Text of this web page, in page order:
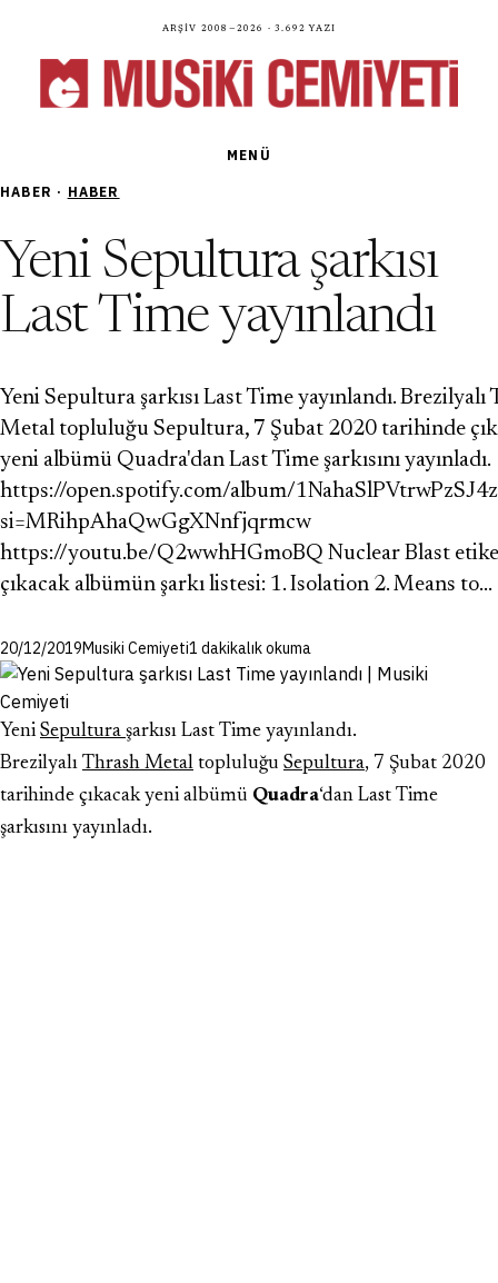
Arşiv 2008—2026 · 3.692 yazı
MENÜ
HABER · HABER
Yeni Sepultura şarkısı
Last Time yayınlandı
Yeni Sepultura şarkısı Last Time yayınlandı. Brezilyalı
Metal topluluğu Sepultura, 7 Şubat 2020 tarihinde
yeni albümü Quadra'dan Last Time şarkısını yayınladı.
https://open.spotify.com/album/
si=MRihpAhaQwGgXNnfjqrmcw
https://youtu.be/Q2wwhHGmoBQ Nuclear Blast
çıkacak albümün şarkı listesi: 1. Isolation 2. Means to…
20/12/2019Musiki Cemiyeti1 dakikalık okuma
Yeni Sepultura şarkısı Last Time yayınlandı.
Brezilyalı Thrash Metal topluluğu Sepultura, 7 Şubat 2020
tarihinde çıkacak yeni albümü Quadra‘dan Last Time
şarkısını yayınladı.